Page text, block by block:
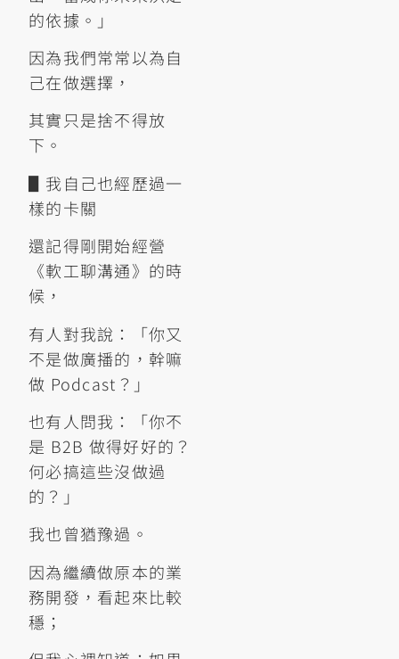
的依據。」
因為我們常常以為自
己在做選擇，
其實只是捨不得放
下。
▋我自己也經歷過一
樣的卡關
還記得剛開始經營
《軟工聊溝通》的時
候，
有人對我說：「你又
不是做廣播的，幹嘛
做 Podcast？」
也有人問我：「你不
是 B2B 做得好好的？
何必搞這些沒做過
的？」
我也曾猶豫過。
因為繼續做原本的業
務開發，看起來比較
穩；